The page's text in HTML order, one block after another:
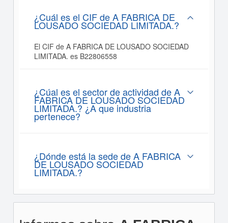
¿Cuál es el CIF de A FABRICA DE
LOUSADO SOCIEDAD LIMITADA.?
El CIF de A FABRICA DE LOUSADO SOCIEDAD
LIMITADA. es B22806558
¿Cúal es el sector de actividad de A
FABRICA DE LOUSADO SOCIEDAD
LIMITADA.? ¿A que industria
pertenece?
¿Dónde está la sede de A FABRICA
DE LOUSADO SOCIEDAD
LIMITADA.?